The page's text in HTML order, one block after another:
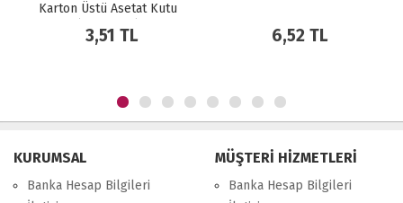
Karton Üstü Asetat Kutu
(Amerikan)
3,51 TL 6,52 TL
KURUMSAL
Banka Hesap Bilgileri
MÜŞTERİ HİZMETLERİ
Banka Hesap Bilgileri